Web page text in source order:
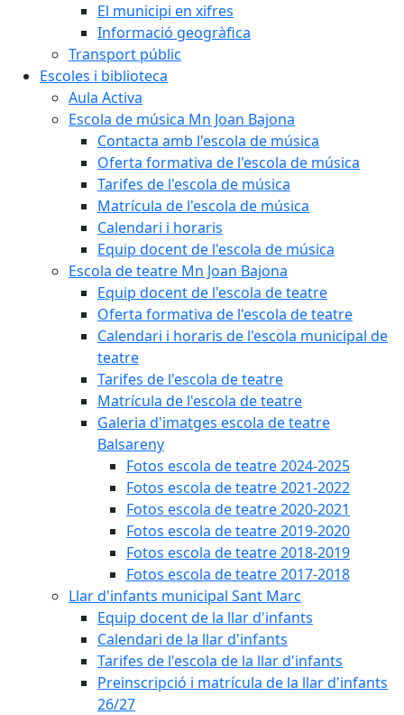
El municipi en xifres
Informació geogràfica
Transport públic
Escoles i biblioteca
Aula Activa
Escola de música Mn Joan Bajona
Contacta amb l'escola de música
Oferta formativa de l'escola de música
Tarifes de l'escola de música
Matrícula de l'escola de música
Calendari i horaris
Equip docent de l'escola de música
Escola de teatre Mn Joan Bajona
Equip docent de l'escola de teatre
Oferta formativa de l'escola de teatre
Calendari i horaris de l'escola municipal de
teatre
Tarifes de l'escola de teatre
Matrícula de l'escola de teatre
Galeria d'imatges escola de teatre
Balsareny
Fotos escola de teatre 2024-2025
Fotos escola de teatre 2021-2022
Fotos escola de teatre 2020-2021
Fotos escola de teatre 2019-2020
Fotos escola de teatre 2018-2019
Fotos escola de teatre 2017-2018
Llar d'infants municipal Sant Marc
Equip docent de la llar d'infants
Calendari de la llar d'infants
Tarifes de l'escola de la llar d'infants
Preinscripció i matrícula de la llar d'infants
26/27